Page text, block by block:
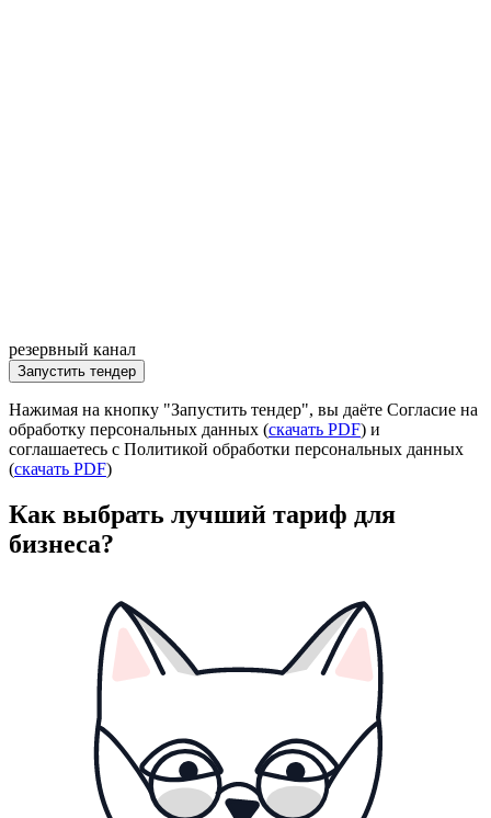
резервный канал
Запустить тендер
Нажимая на кнопку "Запустить тендер", вы даёте Согласие на
обработку персональных данных (скачать PDF) и
соглашаетесь с Политикой обработки персональных данных
(скачать PDF)
Как выбрать лучший тариф для
бизнеса?